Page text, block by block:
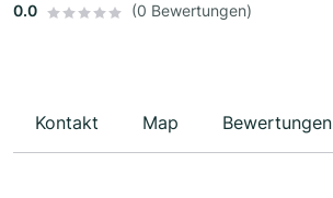
0.0 (0 Bewertungen)
Kontakt Map Bewertungen